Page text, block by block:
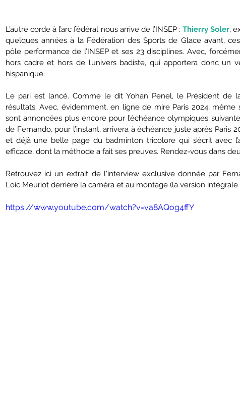
L’autre corde à l’arc fédéral nous arrive de l’INSEP : Thierry Soler,
quelques années à la Fédération des Sports de Glace avant,
pôle performance de l’INSEP et ses 23 disciplines. Avec,
hors cadre et hors de l’univers badiste, qui apportera donc
hispanique.
Le pari est lancé. Comme le dit Yohan Penel, le Président de
résultats. Avec, évidemment, en ligne de mire Paris 2024, même
sont annoncées plus encore pour l’échéance olympiques
de Fernando, pour l’instant, arrivera à échéance juste après Paris
et déjà une belle page du badminton tricolore qui s’écrit avec
efficace, dont la méthode a fait ses preuves. Rendez-vous dans
Retrouvez ici un extrait de l'interview exclusive donnée par
Loic Meuriot derrière la caméra et au montage (la version
https://www.youtube.com/watch?v=va8AQog4ffY